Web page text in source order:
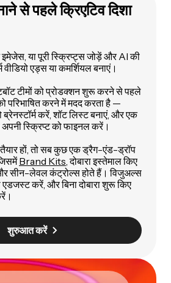
से पहले क्रिएटिव दिशा
इमेजेस, या पूरी स्क्रिप्ट्स जोड़ें और AI की
वीडियो एड्स या कमर्शियल बनाएं।
टीमों को प्रोडक्शन शुरू करने से पहले
परिभाषित करने में मदद करता है —
करें, शॉट लिस्ट बनाएं, और एक
स्क्रिप्ट को फाइनल करें।
हों, तो सब कुछ एक ड्रैग-एंड-ड्रॉप
Brand Kits , दोबारा इस्तेमाल किए
सीन-लेवल कंट्रोल्स होते हैं। विजुअल्स
करें, और बिना दोबारा शुरू किए
शुरुआत करें